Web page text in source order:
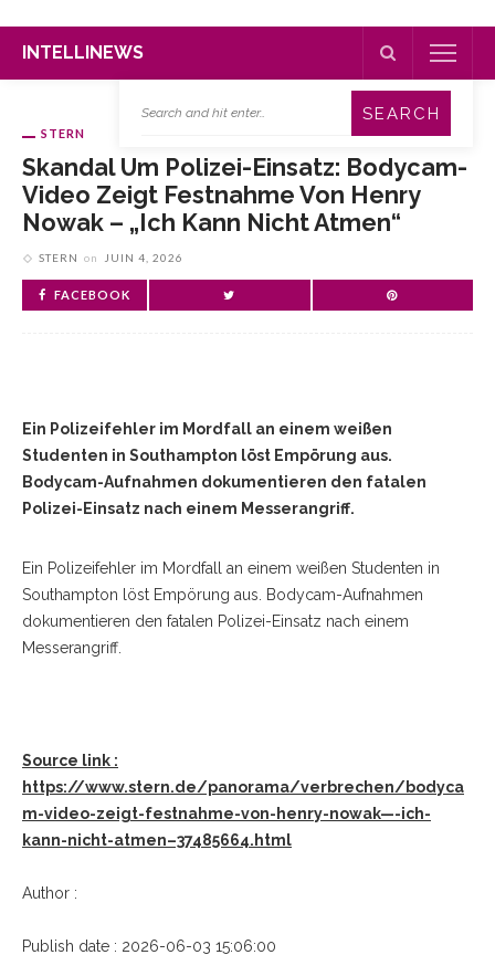
INTELLINEWS
STERN
Skandal Um Polizei-Einsatz: Bodycam-
Video Zeigt Festnahme Von Henry
Nowak – „Ich Kann Nicht Atmen“
STERN on JUIN 4, 2026
FACEBOOK
Ein Polizeifehler im Mordfall an einem weißen
Studenten in Southampton löst Empörung aus.
Bodycam-Aufnahmen dokumentieren den fatalen
Polizei-Einsatz nach einem Messerangriff.
Ein Polizeifehler im Mordfall an einem weißen Studenten in
Southampton löst Empörung aus. Bodycam-Aufnahmen
dokumentieren den fatalen Polizei-Einsatz nach einem
Messerangriff.
Source link :
https://www.stern.de/panorama/verbrechen/bodyca
m-video-zeigt-festnahme-von-henry-nowak—-ich-
kann-nicht-atmen–37485664.html
Author :
Publish date : 2026-06-03 15:06:00